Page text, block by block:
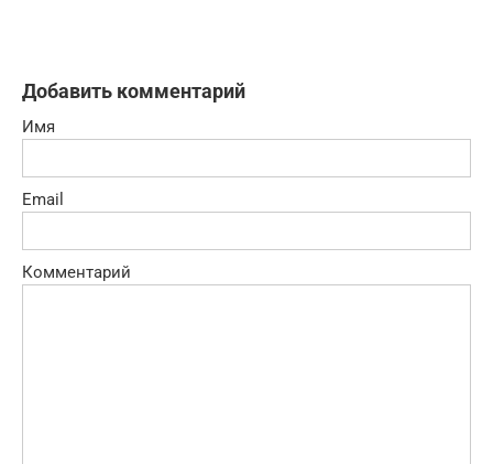
Добавить комментарий
Имя
Email
Комментарий